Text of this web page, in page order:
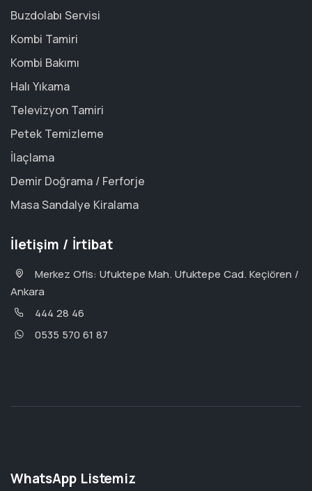
Buzdolabı Servisi
Kombi Tamiri
Kombi Bakımı
Halı Yıkama
Televizyon Tamiri
Petek Temizleme
İlaçlama
Demir Doğrama / Ferforje
Masa Sandalye Kiralama
İletişim / İrtibat
Merkez Ofis: Ufuktepe Mah. Ufuktepe Cad. Keçiören /
Ankara
444 28 46
0535 570 61 87
WhatsApp Listemiz